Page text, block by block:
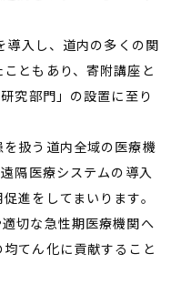
入し、道内の多くの関
ともあり、寄附講座と
究部門」の設置に至り
扱う道内全域の医療機
隔医療システムの導入
進をしてまいります。
切な急性期医療機関へ
てん化に貢献すること